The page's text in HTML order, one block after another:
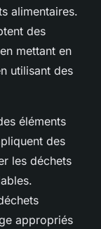
alimentaires.
des
mettant en
utilisant des
éléments
des
les déchets
appropriés